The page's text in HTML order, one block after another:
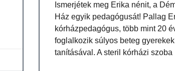
Ismerjétek meg Erika nénit, a
Ház egyik pedagógusát! Pallag
kórházpedagógus, több mint 20
foglalkozik súlyos beteg gyerekek
tanításával. A steril kórházi szoba